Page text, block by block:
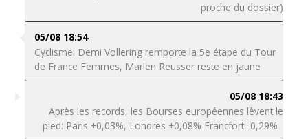
proche du dossier)
05/08 18:54
Cyclisme: Demi Vollering remporte la 5e étape du Tour
de France Femmes, Marlen Reusser reste en jaune
05/08 18:43
Après les records, les Bourses européennes lèvent le
pied: Paris +0,03%, Londres +0,08% Francfort -0,29%